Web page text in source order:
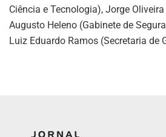
Ciência e Tecnologia), Jorge
Augusto Heleno (Gabinete de
Luiz Eduardo Ramos (Secretaria de